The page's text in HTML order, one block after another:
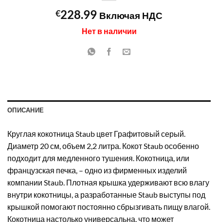
€228.99 Включая НДС
Нет в наличии
ОПИСАНИЕ
Круглая кокотница Staub цвет Графитовый серый.
Диаметр 20 см, объем 2,2 литра. Кокот Staub особенно
подходит для медленного тушения. Кокотница, или
французская печка, – одно из фирменных изделий
компании Staub. Плотная крышка удерживают всю влагу
внутри кокотницы, а разработанные Staub выступы под
крышкой помогают постоянно сбрызгивать пищу влагой.
Кокотница настолько универсальна, что может